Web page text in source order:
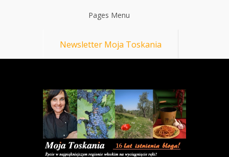
Pages Menu
Newsletter Moja Toskania